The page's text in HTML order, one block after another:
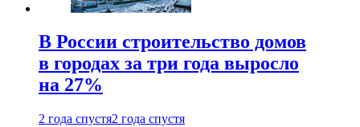
В России строительство домов
в городах за три года выросло
на 27%
2 года спустя2 года спустя